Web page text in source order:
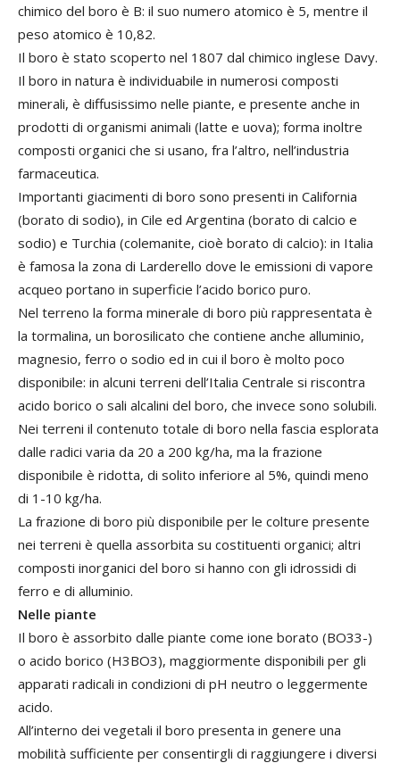
chimico del boro è B: il suo numero atomico è 5, mentre il
peso atomico è 10,82.
Il boro è stato scoperto nel 1807 dal chimico inglese Davy.
Il boro in natura è individuabile in numerosi composti
minerali, è diffusissimo nelle piante, e presente anche in
prodotti di organismi animali (latte e uova); forma inoltre
composti organici che si usano, fra l’altro, nell’industria
farmaceutica.
Importanti giacimenti di boro sono presenti in California
(borato di sodio), in Cile ed Argentina (borato di calcio e
sodio) e Turchia (colemanite, cioè borato di calcio): in Italia
è famosa la zona di Larderello dove le emissioni di vapore
acqueo portano in superficie l’acido borico puro.
Nel terreno la forma minerale di boro più rappresentata è
la tormalina, un borosilicato che contiene anche alluminio,
magnesio, ferro o sodio ed in cui il boro è molto poco
disponibile: in alcuni terreni dell’Italia Centrale si riscontra
acido borico o sali alcalini del boro, che invece sono solubili.
Nei terreni il contenuto totale di boro nella fascia esplorata
dalle radici varia da 20 a 200 kg/ha, ma la frazione
disponibile è ridotta, di solito inferiore al 5%, quindi meno
di 1-10 kg/ha.
La frazione di boro più disponibile per le colture presente
nei terreni è quella assorbita su costituenti organici; altri
composti inorganici del boro si hanno con gli idrossidi di
ferro e di alluminio.
Nelle piante
Il boro è assorbito dalle piante come ione borato (BO33-)
o acido borico (H3BO3), maggiormente disponibili per gli
apparati radicali in condizioni di pH neutro o leggermente
acido.
All’interno dei vegetali il boro presenta in genere una
mobilità sufficiente per consentirgli di raggiungere i diversi